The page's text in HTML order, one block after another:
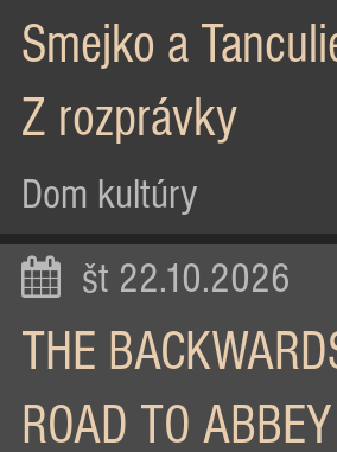
Smejko a
Z rozprávky
Dom kultúry
št 22.10.2026
THE
ROAD TO ABBEY